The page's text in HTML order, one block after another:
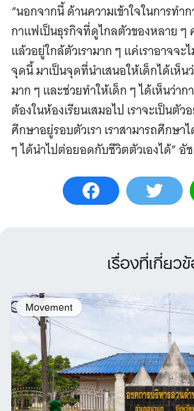
“นอกจากนี้ ด้านความเข้าใจในการทำ
กาแฟเป็นธุรกิจที่ดูไกลตัวของหลาย ๆ
แล้วอยู่ใกล้ตัวเรามาก ๆ แค่เราอาจจ
จุดนี้ มาเป็นจุดที่นำเสนอให้เด็กได้เห็
มาก ๆ และช่วยทำให้เด็ก ๆ ได้เห็นว่า
ต้องในห้องเรียนเสมอไป เราจะเป็นตัว
ศึกษาอยู่รอบตัวเรา เราสามารถศึกษา
ๆ ได้นำไปต่อยอดกับชีวิตตัวเองได้” อั
เรื่องที่เกี่ยว
Movement